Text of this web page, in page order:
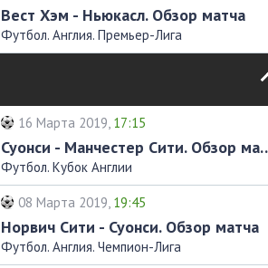
Вест Хэм - Ньюкасл. Обзор матча
Футбол. Англия. Премьер-Лига
16 Марта 2019, 17:15
Суонси -
Футбол. Кубок Англии
08 Марта 2019, 19:45
Норвич Сити - Суонси. Обзор матча
Футбол. Англия. Чемпион-Лига